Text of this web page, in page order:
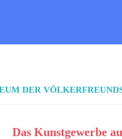
DER
Das Kunstgewerbe